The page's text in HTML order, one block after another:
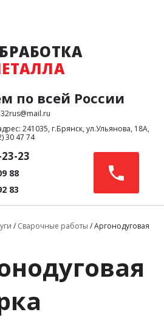
по всей России
241035, г.Брянск, ул.Ульянова, 18А,
30 47 74
23
88
83
/ Сварочные работы / Аргонодуговая